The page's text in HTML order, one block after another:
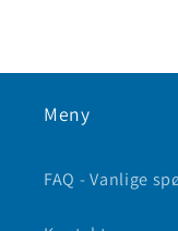
Meny
FAQ - Vanlige